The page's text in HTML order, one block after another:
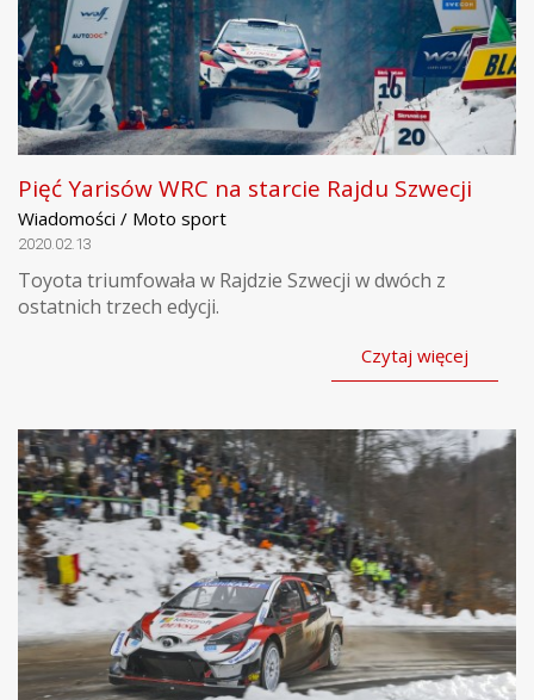
Pięć Yarisów WRC na starcie Rajdu Szwecji
Wiadomości / Moto sport
2020.02.13
Toyota triumfowała w Rajdzie Szwecji w dwóch z
ostatnich trzech edycji.
Czytaj więcej